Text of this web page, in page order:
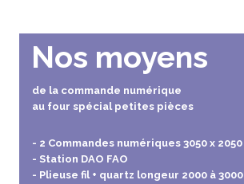
Nos moyens
de la commande numérique
au four spécial petites pièces
- 2 Commandes numériques 3050 x 2050
- Station DAO FAO
- Plieuse fil + quartz longeur 2000 à 3000